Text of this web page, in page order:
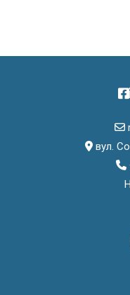
вул.